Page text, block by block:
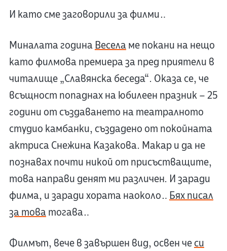
И като сме заговорили за филми…
Миналата година Веселаме покани на нещо
като филмова премиера за пред приятели в
читалище „Славянска беседа“. Оказа се, че
всъщност попаднах на юбилеен празник – 25
години от създаването на театралното
студио камбанки, създадено от покойната
актриса Снежина Казакова. Макар и да не
познавах почти никой от присъстващите,
това направи денят ми различен. И заради
филма, и заради хората наоколо… Бях писал
за товатогава…
Филмът, вече в завършен вид, освен чеси